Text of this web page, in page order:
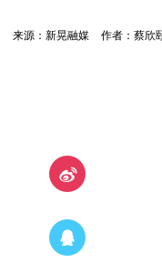
来源：新晃融媒 作者：蔡欣